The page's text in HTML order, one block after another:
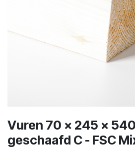
Vuren 70 x 245 x
geschaafd C - FSC